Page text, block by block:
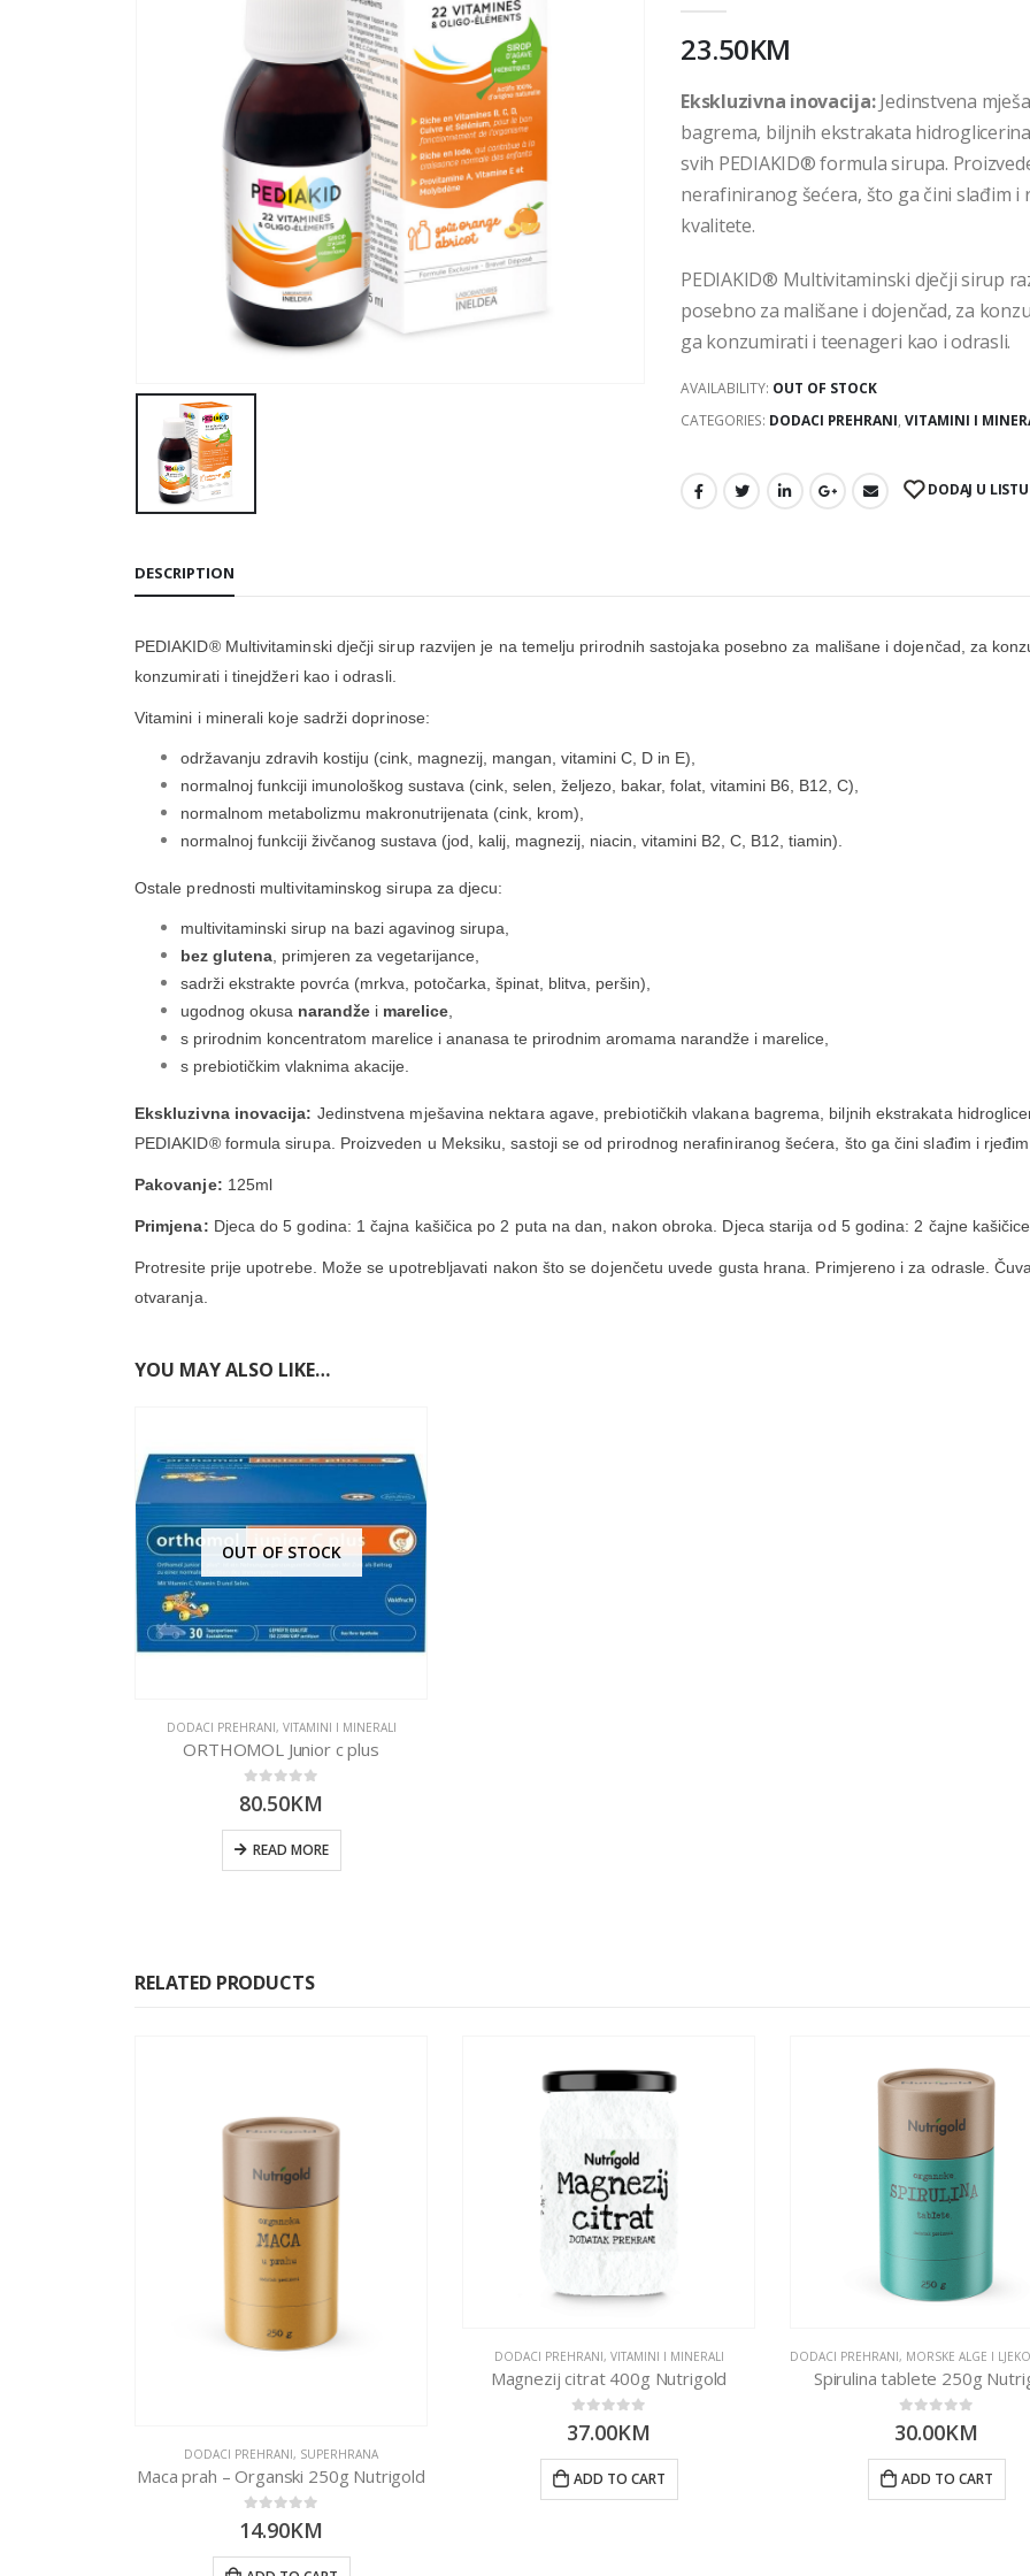
23.50KM
Ekskluzivna inovacija:Jedinstvena
bagrema, biljnih ekstrakata
svih PEDIAKID® formula sirupa.
nerafiniranog šećera, što ga čini slađim
kvalitete.
PEDIAKID® Multivitaminski dječji sirup
posebno za mališane i dojenčad, za
ga konzumirati i teenageri kao i odrasli.
AVAILABILITY: OUT OF STOCK
CATEGORIES: DODACI PREHRANI, VITAMINI I
DODAJ U
DESCRIPTION
PEDIAKID® Multivitaminski dječji sirup razvijen je na temelju prirodnih sastojaka posebno za mališane i dojenčad, za
konzumirati i tinejdžeri kao i odrasli.
Vitamini i minerali koje sadrži doprinose:
održavanju zdravih kostiju (cink, magnezij, mangan, vitamini C, D in E),
normalnoj funkciji imunološkog sustava (cink, selen, željezo, bakar, folat, vitamini B6, B12, C),
normalnom metabolizmu makronutrijenata (cink, krom),
normalnoj funkciji živčanog sustava (jod, kalij, magnezij, niacin, vitamini B2, C, B12, tiamin).
Ostale prednosti multivitaminskog sirupa za djecu:
multivitaminski sirup na bazi agavinog sirupa,
bez glutena , primjeren za vegetarijance,
sadrži ekstrakte povrća (mrkva, potočarka, špinat, blitva, peršin),
ugodnog okusa narandže i marelice
s prirodnim koncentratom marelice i ananasa te prirodnim aromama narandže i marelice,
s prebiotičkim vlaknima akacije.
Ekskluzivna inovacija: Jedinstvena mješavina nektara agave, prebiotičkih vlakana bagrema, biljnih ekstrakata
PEDIAKID® formula sirupa. Proizveden u Meksiku, sastoji se od prirodnog nerafiniranog šećera, što ga čini slađim i
Pakovanje: 125ml
Primjena: Djeca do 5 godina: 1 čajna kašičica po 2 puta na dan, nakon obroka. Djeca starija od 5 godina: 2 čajne
Protresite prije upotrebe. Može se upotrebljavati nakon što se dojenčetu uvede gusta hrana. Primjereno i za odrasle.
otvaranja.
YOU MAY ALSO LIKE…
OUT OF STOCK
DODACI PREHRANI, VITAMINI I MINERALI
ORTHOMOL Junior c plus
0 out of 5
80.50KM
READ MORE
RELATED PRODUCTS
DODACI PREHRANI, SUPERHRANA
Maca prah – Organski 250g Nutrigold
0 out of 5
14.90KM
DODACI PREHRANI, VITAMINI I MINERALI
Magnezij citrat 400g Nutrigold
0 out of 5
37.00KM
ADD TO CART
DODACI PREHRANI, MORSKE ALGE I
Spirulina tablete 250g
0 out of 5
30.00KM
ADD TO CART